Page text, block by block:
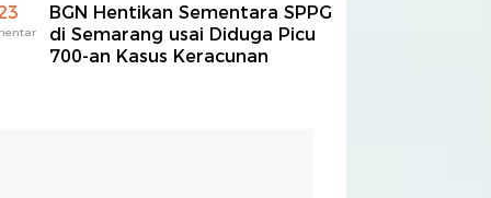
BGN Hentikan Sementara SPPG
di Semarang usai Diduga Picu
700-an Kasus Keracunan